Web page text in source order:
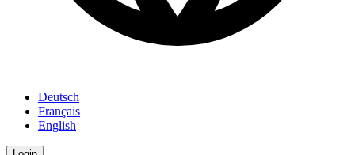
Deutsch
Français
English